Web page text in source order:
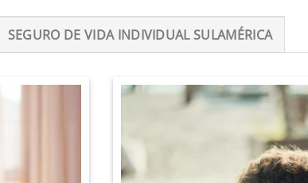
SEGURO DE VIDA INDIVIDUAL SULAMÉRICA